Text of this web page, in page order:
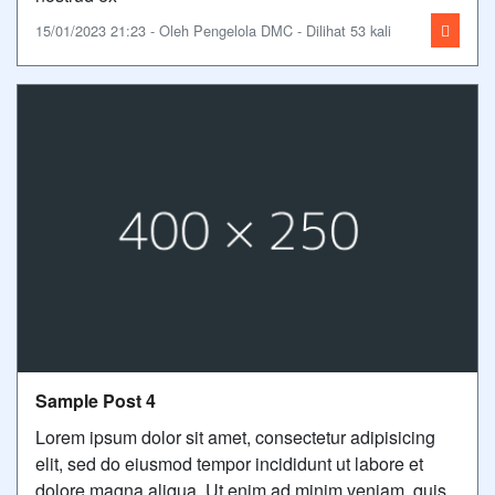
15/01/2023 21:23 - Oleh Pengelola DMC - Dilihat 53 kali
Sample Post 4
Lorem ipsum dolor sit amet, consectetur adipisicing
elit, sed do eiusmod tempor incididunt ut labore et